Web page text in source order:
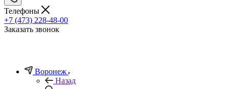
Телефоны
+7 (473) 228-48-00
Заказать звонок
Воронеж
Назад